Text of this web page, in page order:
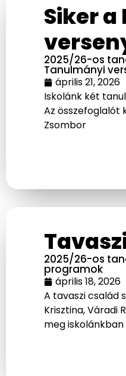
Siker
2025/26-os
Tanulmányi
április 21, 2026
Iskolánk két
Az összefoglalót
Zsombor
2025/26-os
programok
április 18, 2026
A tavaszi család
Krisztina, Váradi
meg iskolánkban